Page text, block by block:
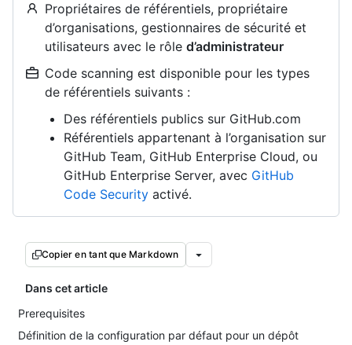
Propriétaires de référentiels, propriétaire
d’organisations, gestionnaires de sécurité et
utilisateurs avec le rôle d’administrateur
Code scanning est disponible pour les types
de référentiels suivants :
Des référentiels publics sur GitHub.com
Référentiels appartenant à l’organisation sur
GitHub Team, GitHub Enterprise Cloud, ou
GitHub Enterprise Server, avec GitHub
Code Security activé.
Copier en tant que Markdown
Dans cet article
Prerequisites
Définition de la configuration par défaut pour un dépôt